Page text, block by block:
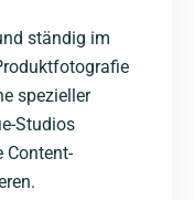
ständig im
spezieller
Studios
Content-